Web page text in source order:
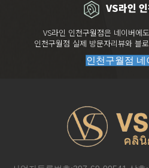
VS라인
VS라인 인천구월점은 네이버에
인천구월점 실제 방문자리뷰와 블
인천구월점 네